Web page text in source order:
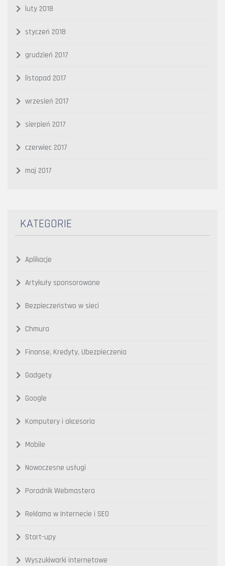
luty 2018
styczeń 2018
grudzień 2017
listopad 2017
wrzesień 2017
sierpień 2017
czerwiec 2017
maj 2017
KATEGORIE
Aplikacje
Artykuły sponsorowane
Bezpieczeństwo w sieci
Chmura
Finanse, Kredyty, Ubezpieczenia
Gadgety
Google
Komputery i akcesoria
Mobile
Nowoczesne usługi
Poradnik Webmastera
Reklama w Internecie i SEO
Start-upy
Wyszukiwarki internetowe